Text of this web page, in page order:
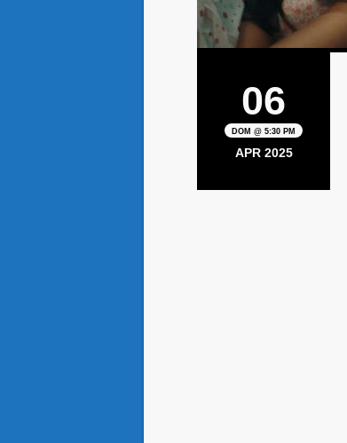
06
DOM @ 5:30 PM
APR 2025